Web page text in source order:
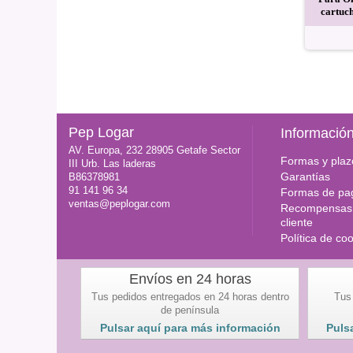
Pep Logar
AV. Europa, 232 28905 Getafe Sector
III Urb. Las laderas
B86378981
91 141 96 34
ventas@peplogar.com
Información
Formas y
Garantías
Formas de
cliente
Política de
Envíos en 24 horas
Tus pedidos entregados en 24 horas dentro
de península
Pulsar aquí para más información